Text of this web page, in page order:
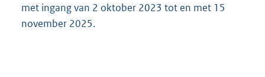
met ingang van 2 oktober 2023 tot en met 15
november 2025.